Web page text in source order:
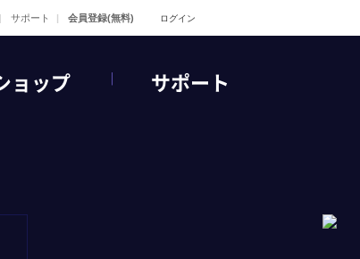
サポート 会員登録(無料) ログイン
ョップ サポート